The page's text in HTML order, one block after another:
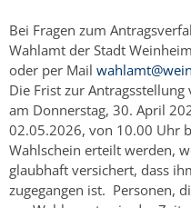
Bei Fragen zum
Wahlamt der Stadt
oder per Mail
Die Frist zur
am Donnerstag, 30. April
02.05.2026, von 10.00 Uhr
Wahlschein erteilt werden,
glaubhaft versichert, dass
zugegangen ist. Personen,